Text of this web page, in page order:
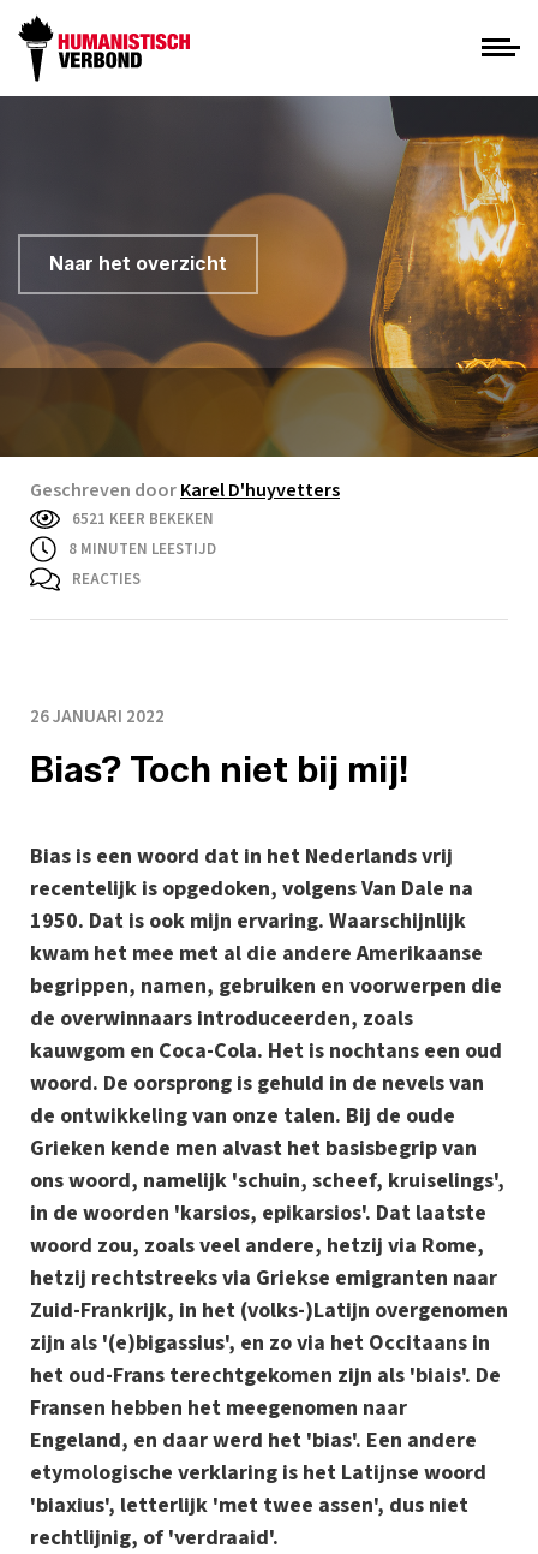
Naar het overzicht
Geschreven doorKarel D'huyvetters
6521 KEER BEKEKEN
8 MINUTEN LEESTIJD
REACTIES
26 JANUARI 2022
Bias? Toch niet bij mij!
Bias is een woord dat in het Nederlands vrij
recentelijk is opgedoken, volgens Van Dale na
1950. Dat is ook mijn ervaring. Waarschijnlijk
kwam het mee met al die andere Amerikaanse
begrippen, namen, gebruiken en voorwerpen die
de overwinnaars introduceerden, zoals
kauwgom en Coca-Cola. Het is nochtans een oud
woord. De oorsprong is gehuld in de nevels van
de ontwikkeling van onze talen. Bij de oude
Grieken kende men alvast het basisbegrip van
ons woord, namelijk 'schuin, scheef, kruiselings',
in de woorden 'karsios, epikarsios'. Dat laatste
woord zou, zoals veel andere, hetzij via Rome,
hetzij rechtstreeks via Griekse emigranten naar
Zuid-Frankrijk, in het (volks-)Latijn overgenomen
zijn als '(e)bigassius', en zo via het Occitaans in
het oud-Frans terechtgekomen zijn als 'biais'. De
Fransen hebben het meegenomen naar
Engeland, en daar werd het 'bias'. Een andere
etymologische verklaring is het Latijnse woord
'biaxius', letterlijk 'met twee assen', dus niet
rechtlijnig, of 'verdraaid'.